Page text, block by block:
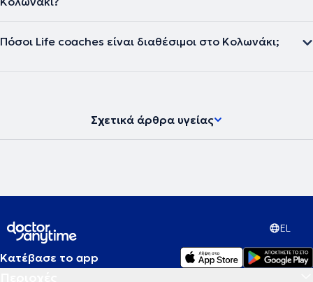
Πόσοι Life coaches είναι διαθέσιμοι στο Κολωνάκι;
Σχετικά άρθρα υγείας
EL
Κατέβασε το app